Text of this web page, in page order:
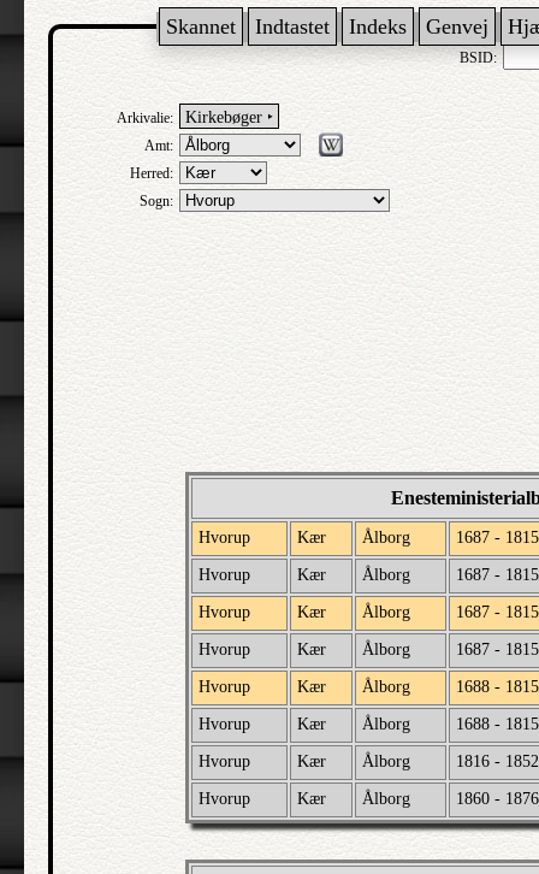
Skannet Indtastet Indeks Genvej
BSID:
Arkivalie: Kirkebøger ‣
Amt:
Herred:
Sogn:
Hvorup Kær Ålborg 1687 - 1815
Hvorup Kær Ålborg 1687 - 1815
Hvorup Kær Ålborg 1687 - 1815
Hvorup Kær Ålborg 1687 - 1815
Hvorup Kær Ålborg 1688 - 1815
Hvorup Kær Ålborg 1688 - 1815
Hvorup Kær Ålborg 1816 - 1852
Hvorup Kær Ålborg 1860 - 1876